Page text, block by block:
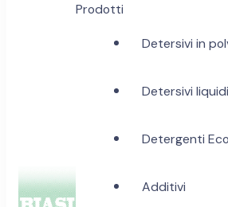
Prodotti
Detersivi in
Detersivi liquidi
Detergenti
Additivi